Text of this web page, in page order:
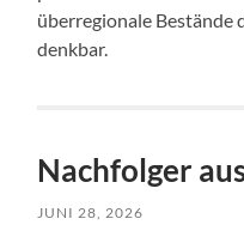
überregionale Bestände
denkbar.
Nachfolger
JUNI 28, 2026